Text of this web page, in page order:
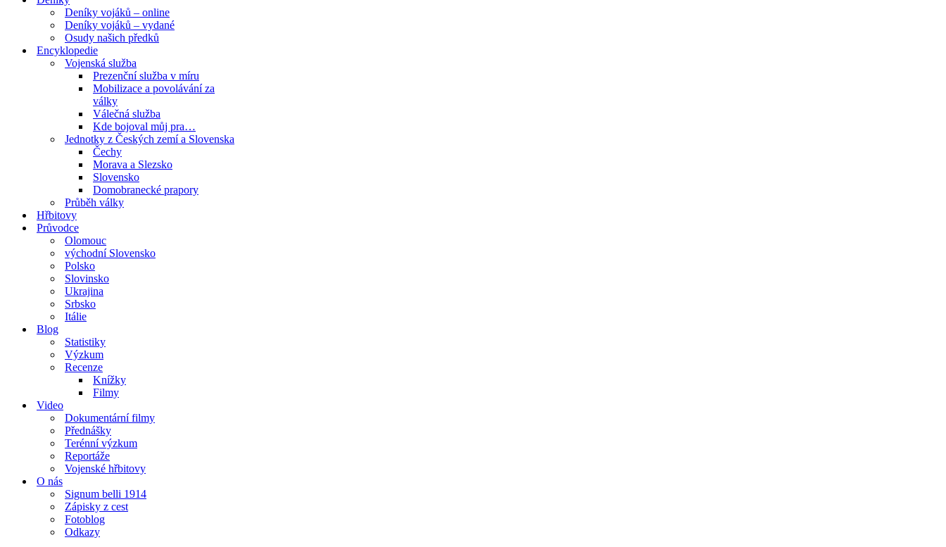
Deníky vojáků – online
Deníky vojáků – vydané
Osudy našich předků
Encyklopedie
Vojenská služba
Prezenční služba v míru
Mobilizace a povolávání za
války
Válečná služba
Kde bojoval můj pra…
Jednotky z Českých zemí a Slovenska
Čechy
Morava a Slezsko
Slovensko
Domobranecké prapory
Průběh války
Hřbitovy
Průvodce
Olomouc
východní Slovensko
Polsko
Slovinsko
Ukrajina
Srbsko
Itálie
Blog
Statistiky
Výzkum
Recenze
Knížky
Filmy
Video
Dokumentární filmy
Přednášky
Terénní výzkum
Reportáže
Vojenské hřbitovy
O nás
Signum belli 1914
Zápisky z cest
Fotoblog
Odkazy